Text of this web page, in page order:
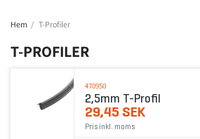
Hem T-Profiler
T-PROFILER
470950
2,5mm T-Profil
29,45 SEK
Pris inkl. moms